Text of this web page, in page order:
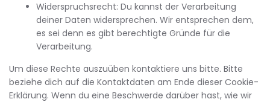
Widerspruchsrecht: Du kannst der Verarbeitung
deiner Daten widersprechen. Wir entsprechen dem,
es sei denn es gibt berechtigte Gründe für die
Verarbeitung.
Um diese Rechte auszuüben kontaktiere uns bitte. Bitte
beziehe dich auf die Kontaktdaten am Ende dieser Cookie-
Erklärung. Wenn du eine Beschwerde darüber hast, wie wir